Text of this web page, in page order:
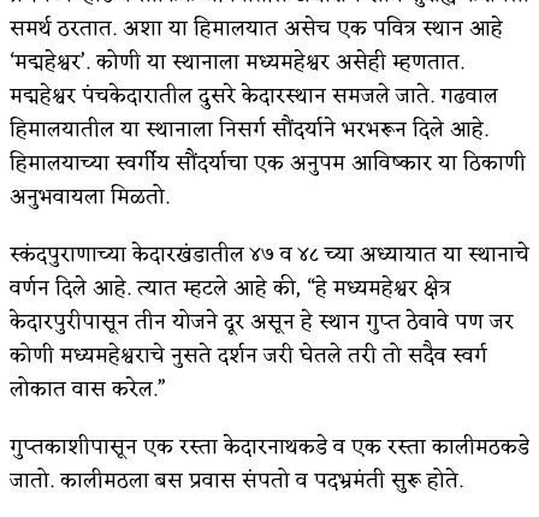
समर्थ ठरतात. अशा या हिमालयात असेच एक पवित्र स्थान आहे
‘मद्महेश्वर’. कोणी या स्थानाला मध्यमहेश्वर असेही म्हणतात.
मद्महेश्वर पंचकेदारातील दुसरे केदारस्थान समजले जाते. गढवाल
हिमालयातील या स्थानाला निसर्ग सौंदर्याने भरभरून दिले आहे.
हिमालयाच्या स्वर्गीय सौंदर्याचा एक अनुपम आविष्कार या ठिकाणी
अनुभवायला मिळतो.
स्कंदपुराणाच्या केदारखंडातील ४७ व ४८ च्या अध्यायात या स्थानाचे
वर्णन दिले आहे. त्यात म्हटले आहे की, “हे मध्यमहेश्वर क्षेत्र
केदारपुरीपासून तीन योजने दूर असून हे स्थान गुप्त ठेवावे पण जर
कोणी मध्यमहेश्वराचे नुसते दर्शन जरी घेतले तरी तो सदैव स्वर्ग
लोकात वास करेल.”
गुप्तकाशीपासून एक रस्ता केदारनाथकडे व एक रस्ता कालीमठकडे
जातो. कालीमठला बस प्रवास संपतो व पदभ्रमंती सुरू होते.